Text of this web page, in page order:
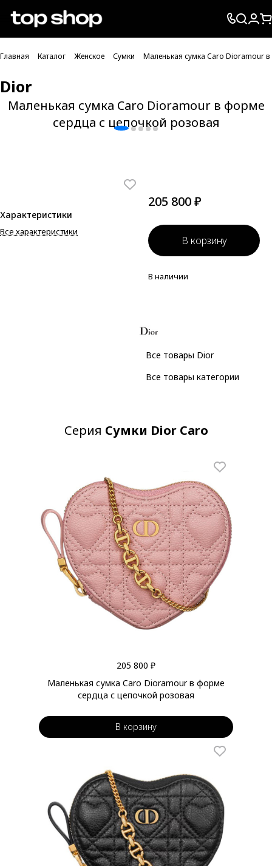
Проверка хлебных крошек
Главная Каталог Женское Сумки Маленькая сумка Caro Dioramour
Dior
Маленькая сумка Caro Dioramour в форме
сердца с цепочкой розовая
Характеристики
Все характеристики
205 800 ₽
В корзину
В наличии
Все товары Dior
Все товары категории
Серия Сумки Dior Caro
205 800 ₽
Маленькая сумка Caro Dioramour в форме
сердца с цепочкой розовая
В корзину